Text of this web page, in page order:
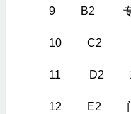
9 B2 专
10 C2
11 D2
12 E2 门